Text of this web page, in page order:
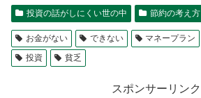
投資の話がしにくい世の中 節約の考え方
お金がない できない マネープラン
投資
貧乏
スポンサーリンク